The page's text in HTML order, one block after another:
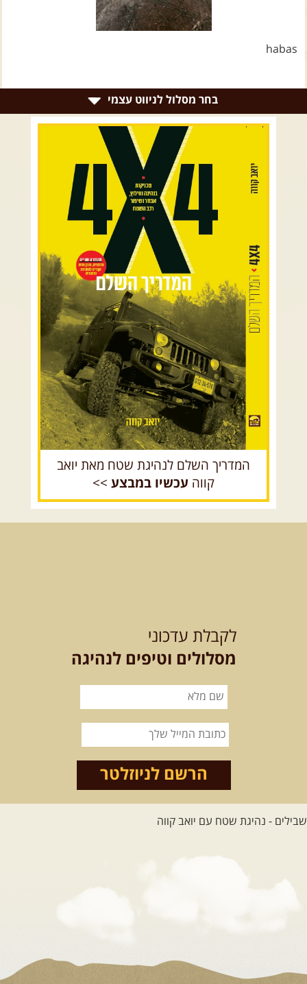
צרו קשר עם שבילים
אודות יואב קווה והאתר שבילים
habas
בחר מסלול לניווט עצמי
רמת הגולן וגליל עליון
כרמל ורמות מנשה
בקעת הירדן והשומרון
השרון ומישור החוף
הרי ירושלים והשפלה
מדבר יהודה וים המלח
צפון ומערב הנגב
הר הנגב והערבה
רכב שטח רך רכב שטח קשוח
המדריך השלם לנהיגת שטח מאת יואב
קווה עכשיו במבצע >>
לקבלת עדכוני
מסלולים וטיפים לנהיגה
הרשם לניוזלטר